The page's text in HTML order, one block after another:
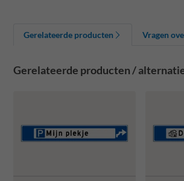
Gerelateerde producten Vragen
Gerelateerde producten /